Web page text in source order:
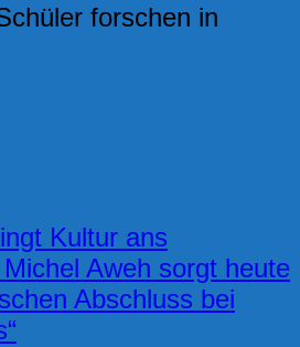
forschen in
Kultur ans
Aweh sorgt heute
Abschluss bei